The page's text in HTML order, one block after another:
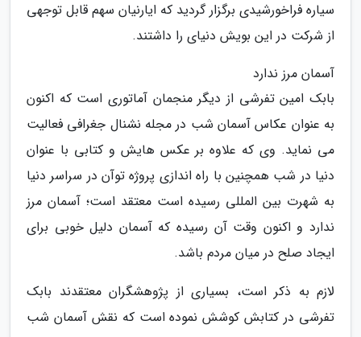
سیاره فراخورشیدی برگزار گردید که ایارنیان سهم قابل توجهی
از شرکت در این بویش دنیای را داشتند.
آسمان مرز ندارد
بابک امین تفرشی از دیگر منجمان آماتوری است که اکنون
به عنوان عکاس آسمان شب در مجله نشنال جغرافی فعالیت
می نماید. وی که علاوه بر عکس هایش و کتابی با عنوان
دنیا در شب همچنین با راه اندازی پروژه توآن در سراسر دنیا
به شهرت بین المللی رسیده است معتقد است؛ آسمان مرز
ندارد و اکنون وقت آن رسیده که آسمان دلیل خوبی برای
ایجاد صلح در میان مردم باشد.
لازم به ذکر است، بسیاری از پژوهشگران معتقدند بابک
تفرشی در کتابش کوشش نموده است که نقش آسمان شب